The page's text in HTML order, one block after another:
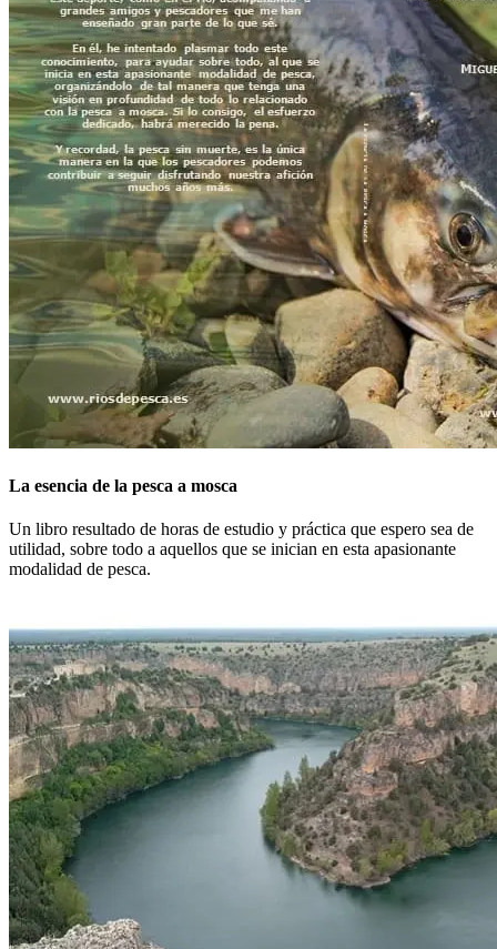
La esencia de la pesca a mosca
Un libro resultado de horas de estudio y práctica que espero sea de
utilidad, sobre todo a aquellos que se inician en esta apasionante
modalidad de pesca.